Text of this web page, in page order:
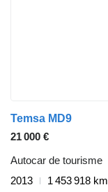
Temsa MD9
21 000 €
Autocar de tourisme
2013
1 453 918 km